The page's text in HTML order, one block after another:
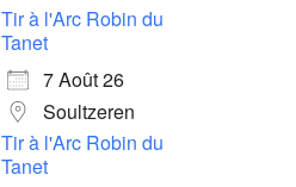
Tir à l'Arc Robin du
Tanet
7 Août 26
Soultzeren
Tir à l'Arc Robin du
Tanet